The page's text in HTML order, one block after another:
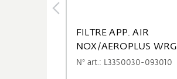
FILTRE APP. AIR
NOX/AEROPLUS WRG
N° art.: L3350030-093010